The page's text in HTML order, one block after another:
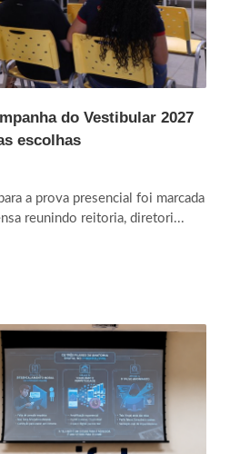
do Vestibular 2027
escolhas
a prova presencial foi marcada
reunindo reitoria, diretori...